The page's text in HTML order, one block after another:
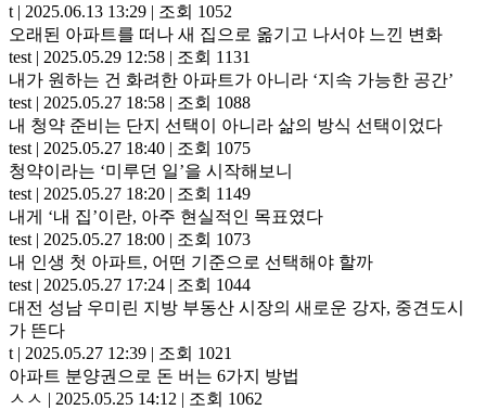
t | 2025.06.13 13:29 | 조회 1052
오래된 아파트를 떠나 새 집으로 옮기고 나서야 느낀 변화
test | 2025.05.29 12:58 | 조회 1131
내가 원하는 건 화려한 아파트가 아니라 ‘지속 가능한 공간’
test | 2025.05.27 18:58 | 조회 1088
내 청약 준비는 단지 선택이 아니라 삶의 방식 선택이었다
test | 2025.05.27 18:40 | 조회 1075
청약이라는 ‘미루던 일’을 시작해보니
test | 2025.05.27 18:20 | 조회 1149
내게 ‘내 집’이란, 아주 현실적인 목표였다
test | 2025.05.27 18:00 | 조회 1073
내 인생 첫 아파트, 어떤 기준으로 선택해야 할까
test | 2025.05.27 17:24 | 조회 1044
대전 성남 우미린 지방 부동산 시장의 새로운 강자, 중견도시
가 뜬다
t | 2025.05.27 12:39 | 조회 1021
아파트 분양권으로 돈 버는 6가지 방법
ㅅㅅ | 2025.05.25 14:12 | 조회 1062